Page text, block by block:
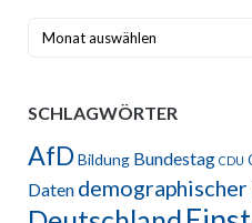
Archiv
SCHLAGWÖRTER
AfDBildung Bundestag CDU
Daten demographischer